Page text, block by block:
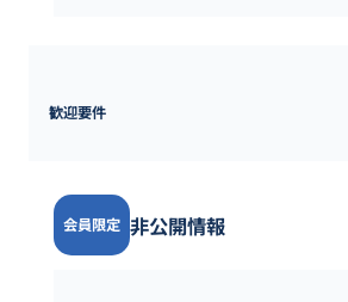
歓迎要件
会員限定 非公開情報